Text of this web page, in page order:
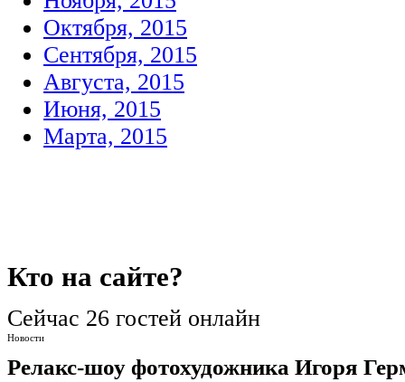
Октября, 2015
Сентября, 2015
Августа, 2015
Июня, 2015
Марта, 2015
Кто на сайте?
Сейчас 26 гостей онлайн
Новости
Релакс-шоу фотохудожника Игоря